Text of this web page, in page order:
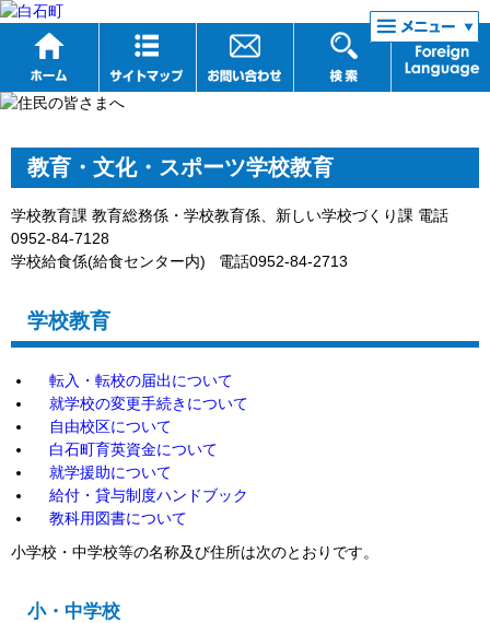
リンク集
教育・文化・スポーツ学校教育
学校教育課 教育総務係・学校教育係、新しい学校づくり課 電話
0952-84-7128
学校給食係(給食センター内) 電話0952-84-2713
学校教育
転入・転校の届出について
就学校の変更手続きについて
自由校区について
白石町育英資金について
就学援助について
給付・貸与制度ハンドブック
教科用図書について
小学校・中学校等の名称及び住所は次のとおりです。
小・中学校